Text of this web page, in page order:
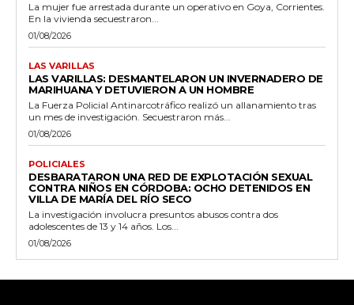
La mujer fue arrestada durante un operativo en Goya, Corrientes.
En la vivienda secuestraron...
01/08/2026
LAS VARILLAS
LAS VARILLAS: DESMANTELARON UN INVERNADERO DE
MARIHUANA Y DETUVIERON A UN HOMBRE
La Fuerza Policial Antinarcotráfico realizó un allanamiento tras
un mes de investigación. Secuestraron más...
01/08/2026
POLICIALES
DESBARATARON UNA RED DE EXPLOTACIÓN SEXUAL
CONTRA NIÑOS EN CÓRDOBA: OCHO DETENIDOS EN
VILLA DE MARÍA DEL RÍO SECO
La investigación involucra presuntos abusos contra dos
adolescentes de 13 y 14 años. Los...
01/08/2026